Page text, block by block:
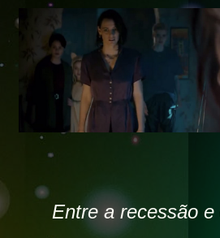
Entre a recessão